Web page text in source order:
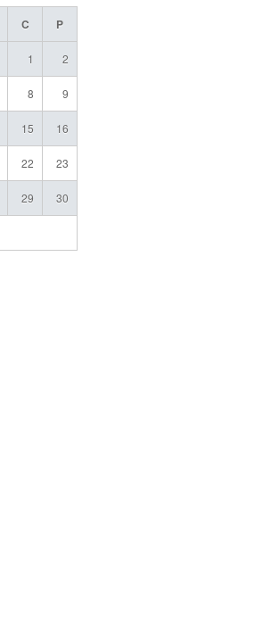
C P
1 2
8 9
15 16
22 23
29 30